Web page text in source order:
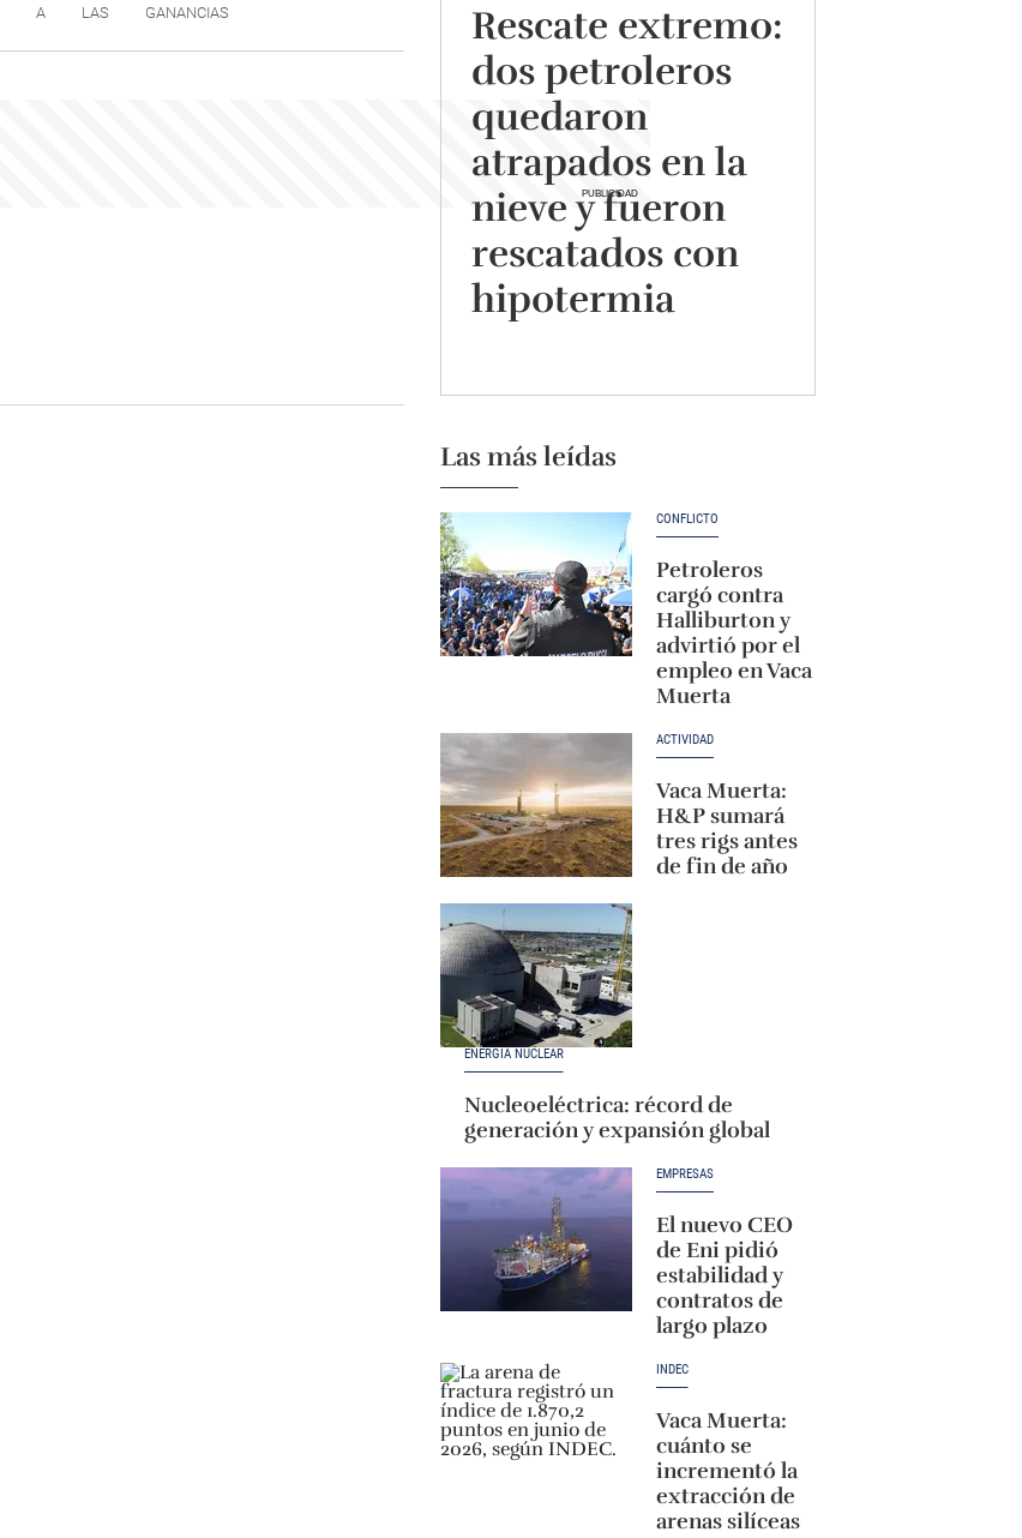
A LAS GANANCIAS
Rescate extremo:
dos petroleros
quedaron
atrapados en la
nieve y fueron
rescatados con
hipotermia
Las más leídas
CONFLICTO
Petroleros
cargó contra
Halliburton y
advirtió por el
empleo en Vaca
Muerta
ACTIVIDAD
Vaca Muerta:
H&P sumará
tres rigs antes
de fin de año
ENERGÍA NUCLEAR
Nucleoeléctrica: récord de
generación y expansión global
EMPRESAS
El nuevo CEO
de Eni pidió
estabilidad y
contratos de
largo plazo
INDEC
Vaca Muerta:
cuánto se
incrementó la
extracción de
arenas silíceas